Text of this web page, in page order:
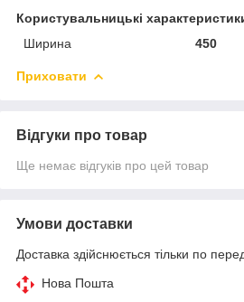
Користувальницькі
Ширина
450
Приховати
Відгуки про товар
Ще немає відгуків про цей товар
Умови доставки
Доставка здійснюється тільки по
Нова Пошта